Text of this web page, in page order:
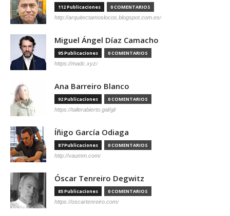
112 Publicaciones 0 COMENTARIOS
http://arquitectamoslocos.blogspot.com.es/
Miguel Ángel Díaz Camacho
95 Publicaciones 0 COMENTARIOS
https://madc.xyz/
Ana Barreiro Blanco
92 Publicaciones 0 COMENTARIOS
https://tallerabierto.gal/gl/
Íñigo García Odiaga
87 Publicaciones 0 COMENTARIOS
http://vaumm.com/
Óscar Tenreiro Degwitz
85 Publicaciones 0 COMENTARIOS
https://oscartenreiro.com/